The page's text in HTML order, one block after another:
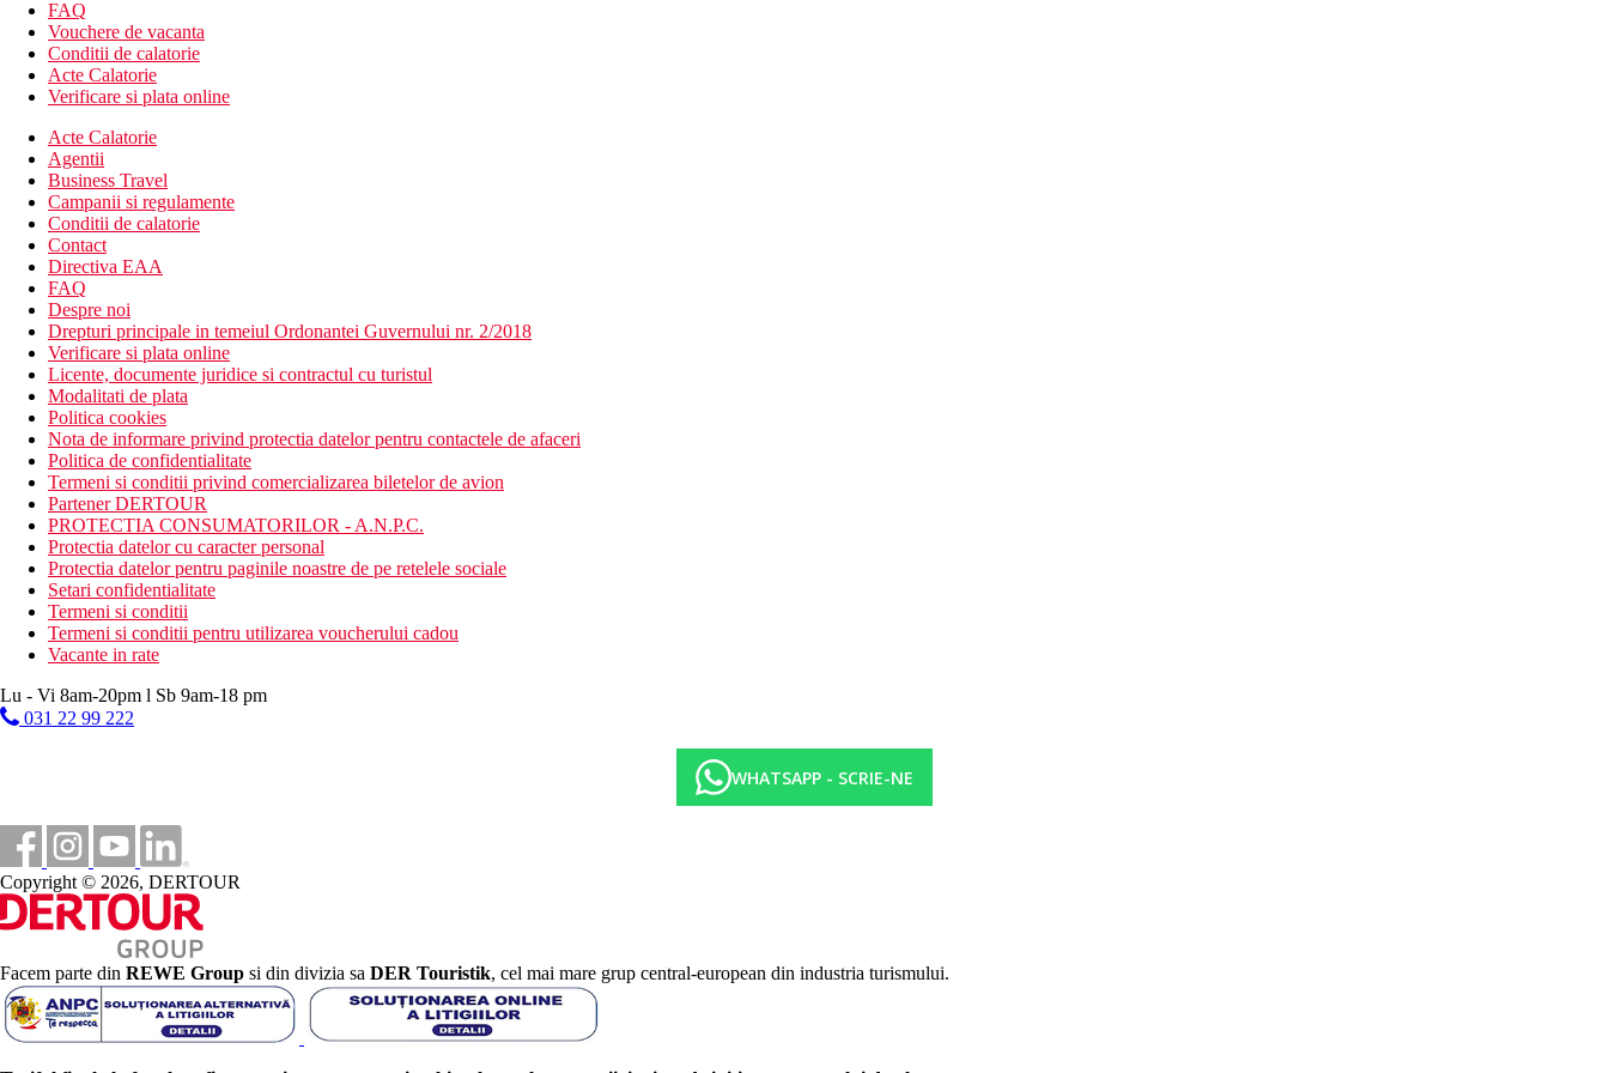
baruri
baruri la piscina, club de noapte
piscina, piscina infinita, piscina pentru copii (sezlonguri si umbrele gratuite)
club pentru copii (pentru copii de la 4 la 12 ani)
fitness
terenuri de tenis
terenuri de squash
sporturi acvatice
Descrierea plajei
nisipos
Activitati sportive gratuite
fitness
volei
Activitati sportive contra cost
sporturi acvatice pe plaja
Mese incluse
Demipensiune: mic dejun si cina tip bufet
Categoria oficiala
5 stele
Distanţe
25 km
200 m
33 km
Distanta de cel mai apropiat aeroport
Plaja
Sezlonguri si umbrele gratuite pe plaja
Hotel langa plaja
Vacanta la plaja
FAQ
Vouchere de vacanta
Conditii de calatorie
Acte Calatorie
Verificare si plata online
Acte Calatorie
Agentii
Business Travel
Campanii si regulamente
Conditii de calatorie
Contact
Directiva EAA
FAQ
Despre noi
Drepturi principale in temeiul Ordonantei Guvernului nr. 2/2018
Verificare si plata online
Licente, documente juridice si contractul cu turistul
Modalitati de plata
Politica cookies
Nota de informare privind protectia datelor pentru contactele de afaceri
Politica de confidentialitate
Termeni si conditii privind comercializarea biletelor de avion
Partener DERTOUR
PROTECTIA CONSUMATORILOR - A.N.P.C.
Protectia datelor cu caracter personal
Protectia datelor pentru paginile noastre de pe retelele sociale
Setari confidentialitate
Termeni si conditii
Termeni si conditii pentru utilizarea voucherului cadou
Vacante in rate
Lu - Vi 8am-20pm l Sb 9am-18 pm
031 22 99 222
WHATSAPP - SCRIE-NE
Copyright © 2026, DERTOUR
Facem parte din REWE Group si din divizia sa DER Touristik, cel mai mare grup central-european din industria turismului.